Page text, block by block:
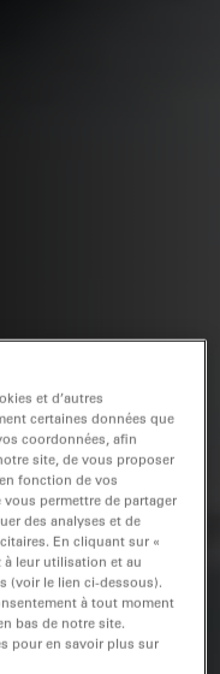
et d’autres
certaines données que
coordonnées, afin
site, de vous proposer
fonction de vos
vous permettre de partager
des analyses et de
En cliquant sur «
à leur utilisation et au
(voir le lien ci-dessous).
à tout moment
bas de notre site.
pour en savoir plus sur